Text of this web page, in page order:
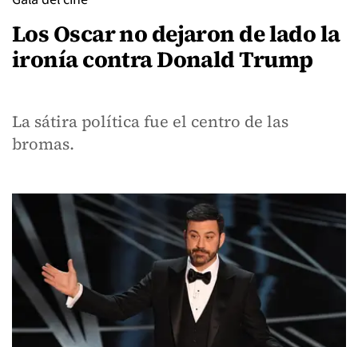
Los Oscar no dejaron de lado la
ironía contra Donald Trump
La sátira política fue el centro de las
bromas.